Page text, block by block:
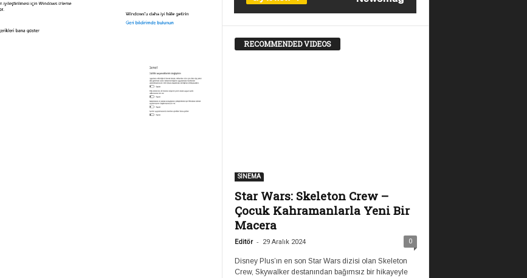
RECOMMENDED VIDEOS
SİNEMA
Star Wars: Skeleton Crew –
Çocuk Kahramanlarla Yeni Bir
Macera
Editör - 29 Aralık 2024 0
Disney Plus’ın en son Star Wars dizisi olan Skeleton
Crew, Skywalker destanından bağımsız bir hikayeyle